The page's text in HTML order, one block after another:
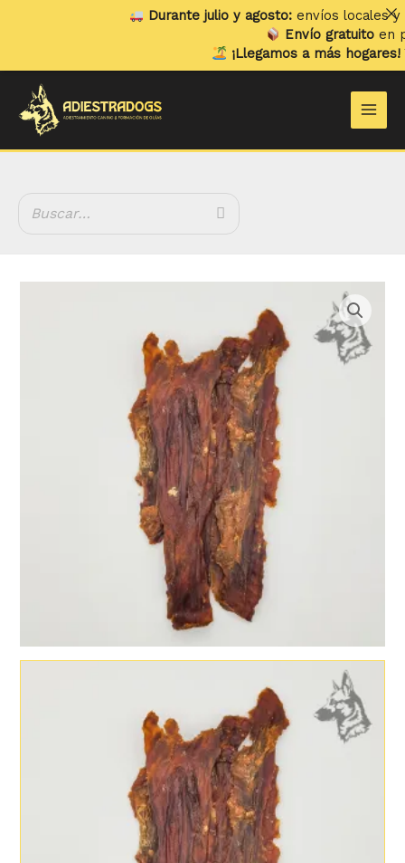
Durante julio y agosto:envíos locales y
Envío gratuitoen
¡Llegamos a más hogares!Ya